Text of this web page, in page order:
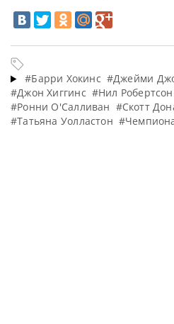
#Барри Хокинс #Джейми
#Джон Хиггинс #Нил Робертсон
#Ронни О'Салливан #Скотт
#Татьяна Уолластон